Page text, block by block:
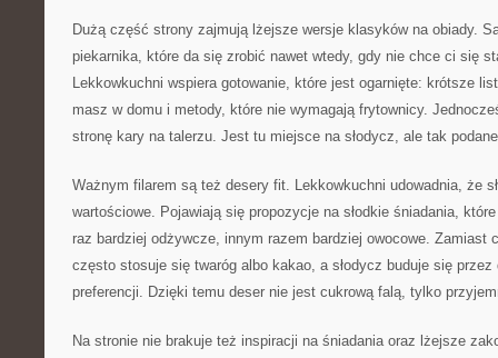
Dużą część strony zajmują lżejsze wersje klasyków na obiady.
piekarnika, które da się zrobić nawet wtedy, gdy nie chce ci się
Lekkowkuchni wspiera gotowanie, które jest ogarnięte: krótsze
masz w domu i metody, które nie wymagają frytownicy.
stronę kary na talerzu. Jest tu miejsce na słodycz, ale tak
Ważnym filarem są też desery fit. Lekkowkuchni udowadnia, że
wartościowe. Pojawiają się propozycje na słodkie śniadania,
raz bardziej odżywcze, innym razem bardziej owocowe. Zamiast
często stosuje się twaróg albo kakao, a słodycz buduje się
preferencji. Dzięki temu deser nie jest cukrową falą, tylko
Na stronie nie brakuje też inspiracji na śniadania oraz lżejsze